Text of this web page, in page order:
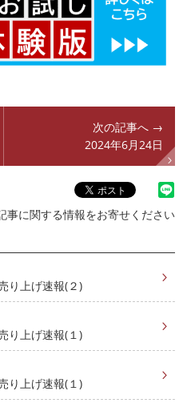
次の記事へ →
2024年6月24日
事に関する情報をお寄せください
り上げ速報(２)
り上げ速報(１)
り上げ速報(１)